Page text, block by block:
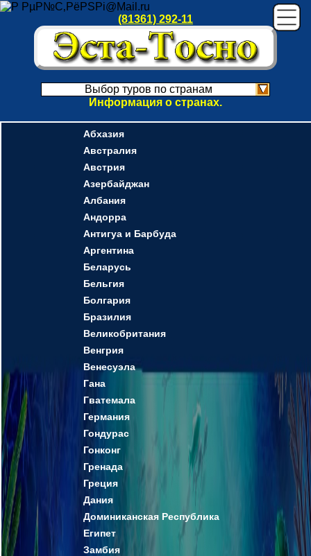
(81361) 292-11
Выбор туров по странам
Информация о странах.
Абхазия
Австралия
Австрия
Азербайджан
Албания
Андорра
Антигуа и Барбуда
Аргентина
Беларусь
Бельгия
Болгария
Бразилия
Великобритания
Венгрия
Венесуэла
Гана
Гватемала
Германия
Гондурас
Гонконг
Гренада
Греция
Дания
Доминиканская Республика
Египет
Замбия